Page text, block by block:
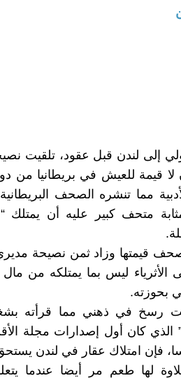
إلى لندن قبل عقود، تلقيت
لا قيمة للعيش في بريطانيا من
مما تنشره الصحف
متحف كبير عليه أن يمتلك
قيمتها وزاد ثمن نصيحة
الأثرياء ليس بما يمتلكه من
بحوزته.
رسخ في ذهني مما قرأته
فإن امتلاك عقار في لندن
لها طعم مر أيضا عندما